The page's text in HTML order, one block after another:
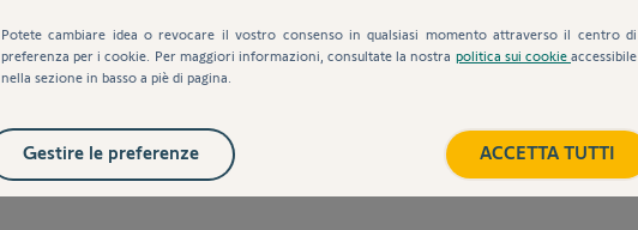
Potete cambiare idea o revocare il vostro consenso in qualsiasi momento attraverso il centro di
preferenza per i cookie. Per maggiori informazioni, consultate la nostra politica sui cookieaccessibile
nella sezione in basso a piè di pagina.
ACCETTA TUTTI
Gestire le preferenze